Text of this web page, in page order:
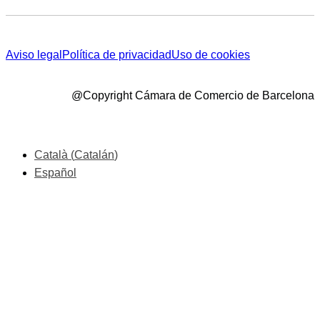
Aviso legal Política de privacidadUso de cookies
@Copyright Cámara de Comercio de Barcelona
Català (Catalán)
Español